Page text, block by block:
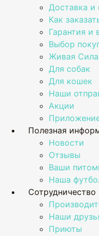
Доставка и
Как
Гарантия и
Выбор
Живая Сила
Для собак
Для кошек
Наши
Акции
Полезная
Новости
Отзывы
Ваши
Наша
Сотрудничество
Наши
Приюты